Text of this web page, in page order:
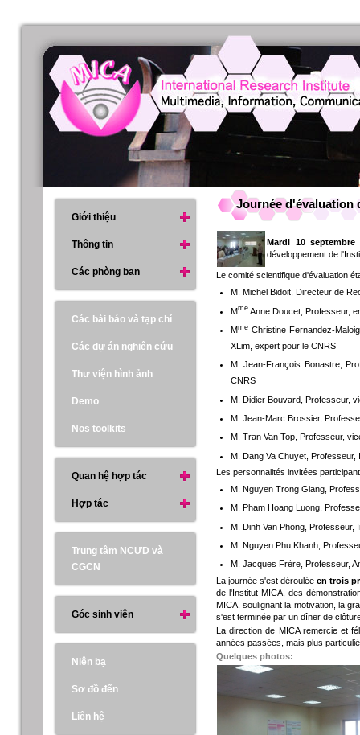
Journée d'évaluation
Mardi 10 septembre
développement de
Le comité scientifique d'évaluation
M. Michel Bidoit, Directeur de
MmeAnne Doucet, Professeur,
MmeChristine Fernandez-
XLim, expert pour le CNRS
M. Jean-François Bonastre,
CNRS
M. Didier Bouvard, Professeur,
M. Jean-Marc Brossier,
M. Tran Van Top, Professeur,
M. Dang Va Chuyet,
Les personnalités invitées
M. Nguyen Trong Giang,
M. Pham Hoang Luong,
M. Dinh Van Phong, Professeur,
M. Nguyen Phu Khanh,
M. Jacques Frère, Professeur,
La journée s'est dérouléeen trois
de l'Institut MICA, des
MICA, soulignant la motivation, la
s'est terminée par un dîner de
La direction de MICA remercie et
années passées, mais plus
Quelques photos:
Giới thiệu
Thông tin
Các phòng ban
Các bài báo và tạp chí
Các dự án nghiên cứu
Thư viện hình ảnh
Demo
Nos toolkits
Quan hệ hợp tác
Hợp tác
Trung tâm NCƯD và
CGCN
Góc sinh viên
Niên bạ
Sơ đồ đến
Liên hệ